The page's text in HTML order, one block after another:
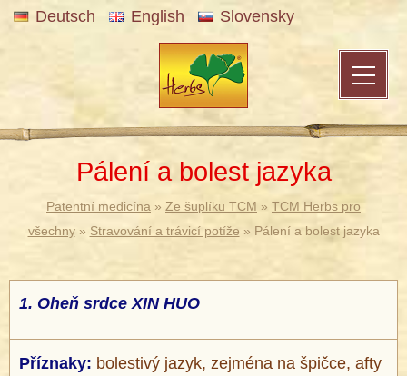
Deutsch English Slovensky
Pálení a bolest jazyka
Patentní medicína » Ze šuplíku TCM » TCM Herbs pro
všechny» Stravování a trávicí potíže » Pálení a bolest jazyka
1. Oheň srdce XIN HUO
Příznaky: bolestivý jazyk, zejména na špičce, afty